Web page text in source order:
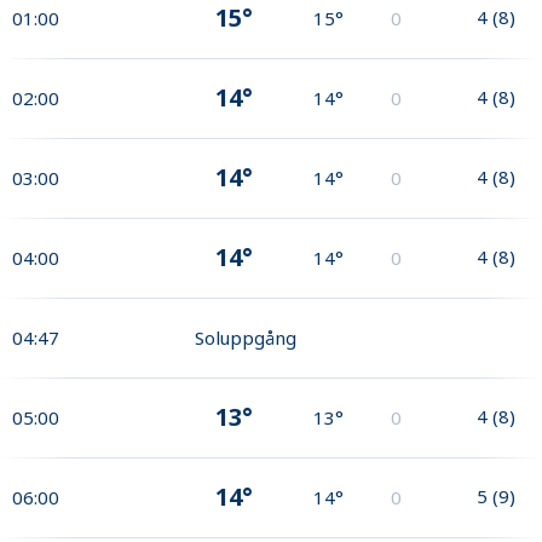
01:00 15° 15° 0 4 (8)
02:00 14° 14° 0 4 (8)
03:00 14° 14° 0 4 (8)
04:00 14° 14° 0 4 (8)
04:47 Soluppgång
05:00 13° 13° 0 4 (8)
06:00 14° 14° 0 5 (9)